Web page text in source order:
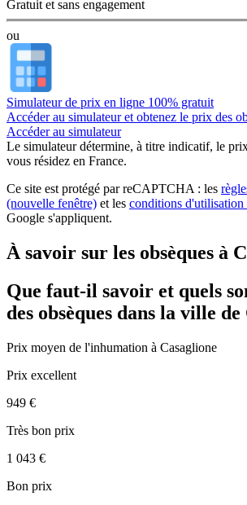
Gratuit et sans engagement
ou
Simulateur de prix en ligne 100% gratuit
Accéder au simulateur et obtenez le prix des
Accéder au simulateur
Le simulateurdétermine, à titre indicatif, le
vous résidez en France.
Ce site est protégé par reCAPTCHA : les
(nouvelle fenêtre) et les conditions d'utilisation
Google s'appliquent.
À savoir sur les obsèques à
Que faut-il savoir et quels
des obsèques dans la ville
Prix moyen de l'inhumation à Casaglione
Prix excellent
949 €
Très bon prix
1 043 €
Bon prix